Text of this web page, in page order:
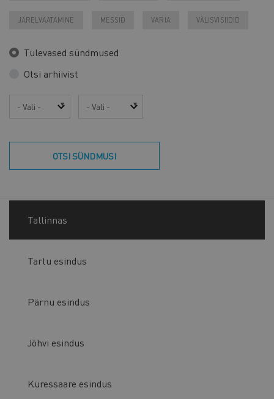
JÄRELVAATAMINE MESSID VARIA VÄLISVISIIDID
Tulevased sündmused
Otsi arhiivist
Aasta Kuu
OTSI SÜNDMUSI
Tallinnas
Tartu esindus
Pärnu esindus
Jõhvi esindus
Kuressaare esindus